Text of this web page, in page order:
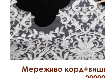
Мереживо